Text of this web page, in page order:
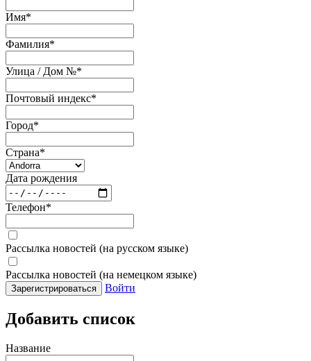
Имя*
Фамилия*
Улица / Дом №*
Почтовый индекс*
Город*
Страна*
Дата рождения
Телефон*
Рассылка новостей (на русском языке)
Рассылка новостей (на немецком языке)
Зарегистрироваться Войти
Добавить список
Название